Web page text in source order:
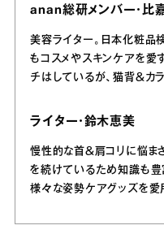
anan総研メンバー・比
美容ライター。日本化粧品
もコスメやスキンケアを愛
チはしているが、猫背＆カ
ライター・鈴木恵美
慢性的な首＆肩コリに悩ま
を続けているため知識も豊
様々な姿勢ケアグッズを愛